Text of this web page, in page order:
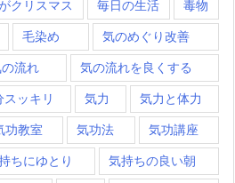
クリスマス 毎日の生活 毒物
毛染め 気のめぐり改善
流れ 気の流れを良くする
スッキリ 気力 気力と体力
功教室 気功法 気功講座
ちにゆとり 気持ちの良い朝